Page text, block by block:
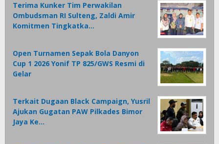
Terima Kunker Tim Perwakilan
Ombudsman RI Sulteng, Zaldi Amir
Komitmen Tingkatka…
Open Turnamen Sepak Bola Danyon
Cup 1 2026 Yonif TP 825/GWS Resmi di
Gelar
Terkait Dugaan Black Campaign, Yusril
Ajukan Gugatan PAW Pilkades Bimor
Jaya Ke…